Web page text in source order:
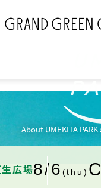
About UMEKITA
広場8/6 (thu)